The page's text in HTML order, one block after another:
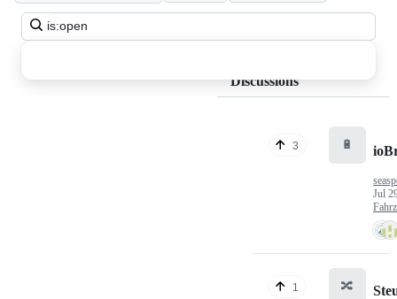
Search
all
Discussions
3 🔋
Jul
1 🔀